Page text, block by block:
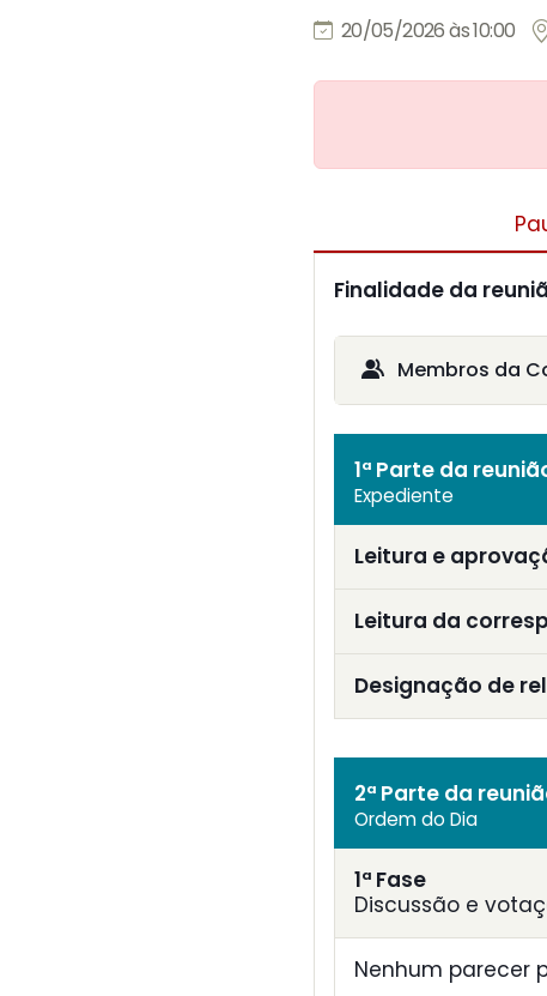
20/05/2026 às 10:00
Finalidade da
Membros da
1ª Parte da
Expediente
Leitura e
Leitura da
Designação de
2ª Parte da
Ordem do Dia
1ª Fase
Discussão e
Nenhum parecer